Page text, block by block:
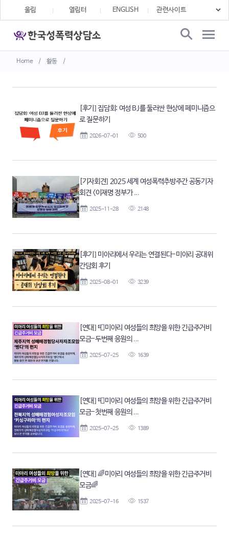
Home / 활동 /
울림 열림터 ENGLISH
[후기] 집담회: 여성 BJ를 둘러싼 현상에 페미니즘으
로 질문하기
2026-07-01 500
[기자회견] 2025 세계 여성폭력추방주간 공동기자
회견 <이재명 정부가 ...
2025-11-28 2148
[후기] 미아리에서 우리는 연결된다-미아리 공대위
간담회 후기
2025-08-01 3239
[연대] 📮미아리 여성들의 희망을 위한 긴급주거비
모금-두번째 응원의 ...
2025-07-25 1639
[연대] 📮미아리 여성들의 희망을 위한 긴급주거비
모금-첫번째 응원의 ...
2025-07-25 1389
[연대] 🌈미아리 여성들의 희망을 위한 긴급주거비
모금🌈
2025-07-16 1537